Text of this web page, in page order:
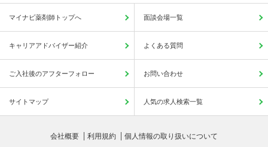
マイナビ薬剤師トップへ 面談会場一覧
キャリアアドバイザー紹介 よくある質問
ご入社後のアフターフォロー お問い合わせ
サイトマップ 人気の求人検索一覧
会社概要 利用規約 個人情報の取り扱いについて